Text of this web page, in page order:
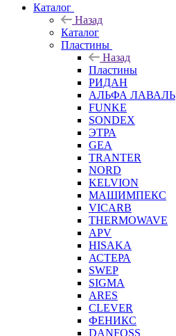
Каталог
Назад
Каталог
Пластины
Назад
Пластины
РИДАН
АЛЬФА ЛАВАЛЬ
FUNKE
SONDEX
ЭТРА
GEA
TRANTER
NORD
KELVION
МАШИМПЕКС
VICARB
THERMOWAVE
APV
HISAKA
АСТЕРА
SWEP
SIGMA
ARES
CLEVER
ФЕНИКС
DANFOSS